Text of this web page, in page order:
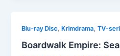
Blu-ray Disc, Krimdrama,TV-
Boardwalk Empire: